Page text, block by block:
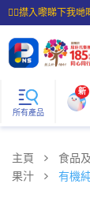
☝🏼㩒入嚟睇下我哋
⭐購物滿$399即享
所有產品
新
主頁 食品
果汁
有機